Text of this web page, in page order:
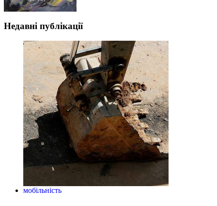
Недавні публікації
мобільність